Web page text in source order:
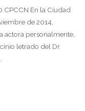
CPCCN En la Ciudad
de 2014,
actora personalmente,
letrado del Dr.